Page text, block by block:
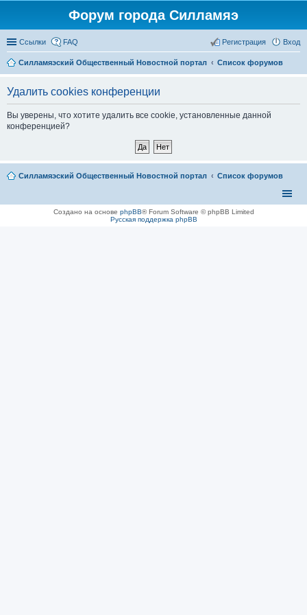
Форум города Силламяэ
Ссылки FAQ Вход
Регистрация
Силламяэский Общественный Новостной портал Список форумов
Удалить cookies конференции
Вы уверены, что хотите удалить все cookie, установленные данной
конференцией?
Силламяэский Общественный Новостной портал Список форумов
Создано на основе phpBB® Forum Software © phpBB Limited
Русская поддержка phpBB